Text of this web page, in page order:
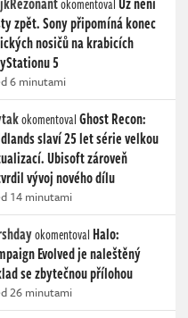
okomentoval
zpět. Sony připomíná konec
nosičů na krabicích
5
6 minutami
okomentovalGhost Recon:
slaví 25 let série velkou
Ubisoft zároveň
vývoj nového dílu
14 minutami
okomentoval Halo:
Evolved je naleštěný
se zbytečnou přílohou
26 minutami